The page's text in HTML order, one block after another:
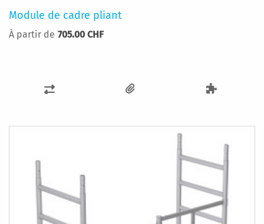
Module de cadre pliant
À partir de 705.00 CHF
AJOUTER
COMPARATEUR